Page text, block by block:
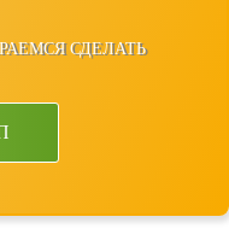
СДЕЛАТЬ